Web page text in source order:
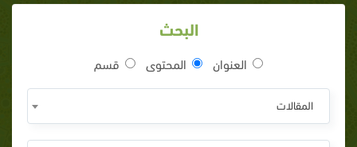
البحث
العنوان المحتوى قسم
المقالات